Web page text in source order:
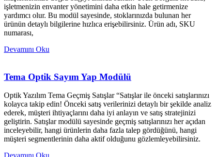
işletmenizin envanter yönetimini daha etkin hale getirmenize
yardımcı olur. Bu modül sayesinde, stoklarınızda bulunan her
ürünün detaylı bilgilerine hızlıca erişebilirsiniz. Ürün adı, SKU
numarası,
Devamını Oku
Tema Optik Sayım Yap Modülü
Optik Yazılım Tema Geçmiş Satışlar “Satışlar ile önceki satışlarınızı
kolayca takip edin! Önceki satış verilerinizi detaylı bir şekilde analiz
ederek, müşteri ihtiyaçlarını daha iyi anlayın ve satış stratejinizi
geliştirin. Satışlar modülü sayesinde geçmiş satışlarınızı her açıdan
inceleyebilir, hangi ürünlerin daha fazla talep gördüğünü, hangi
müşteri segmentlerinin daha aktif olduğunu gözlemleyebilirsiniz.